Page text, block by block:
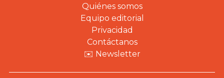
Quiénes somos
Equipo editorial
Privacidad
Contáctanos
✉️ Newsletter